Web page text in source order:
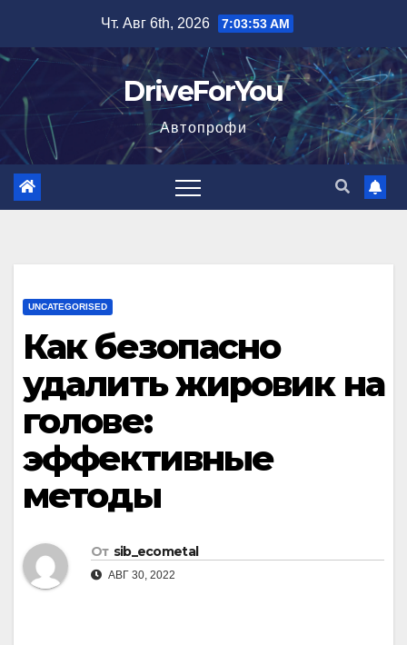
содержимому
Чт. Авг 6th, 2026 7:03:54 AM
DriveForYou
Автопрофи
UNCATEGORISED
Как безопасно
удалить жировик на
голове:
эффективные
методы
От sib_ecometal
АВГ 30, 2022